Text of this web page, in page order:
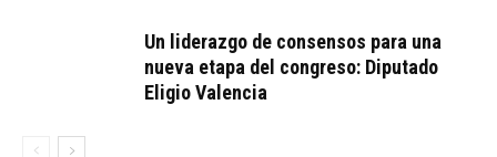
Un liderazgo de consensos para una
nueva etapa del congreso: Diputado
Eligio Valencia